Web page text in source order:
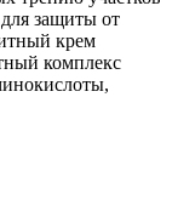
защиты от
крем
комплекс